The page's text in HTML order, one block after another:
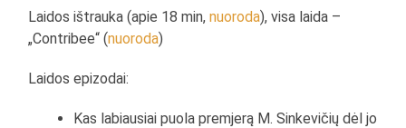
Laidos ištrauka (apie 18 min,nuoroda), visa laida –
„Contribee“ (nuoroda)
Laidos epizodai:
Kas labiausiai puola premjerą M. Sinkevičių dėl jo